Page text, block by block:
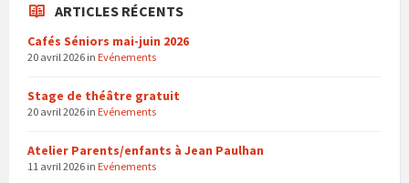
ARTICLES RÉCENTS
Cafés Séniors mai-juin 2026
20 avril 2026 in Evénements
Stage de théâtre gratuit
20 avril 2026 in Evénements
Atelier Parents/enfants à Jean Paulhan
11 avril 2026 in Evénements